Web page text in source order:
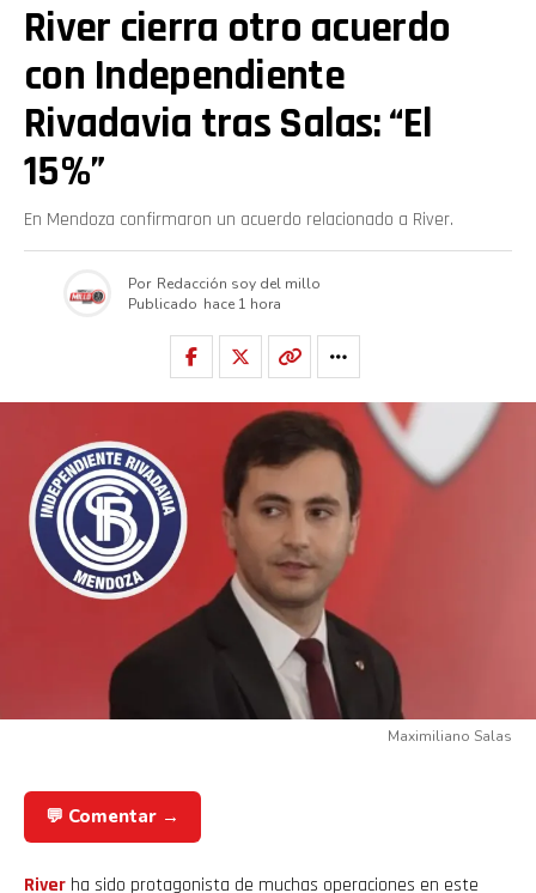
River cierra otro acuerdo
con Independiente
Rivadavia tras Salas: “El
15%”
En Mendoza confirmaron un acuerdo relacionado a River.
Por Redacción soy del millo
Publicado hace 1 hora
Maximiliano Salas
💬 Comentar →
River ha sido protagonista de muchas operaciones en este